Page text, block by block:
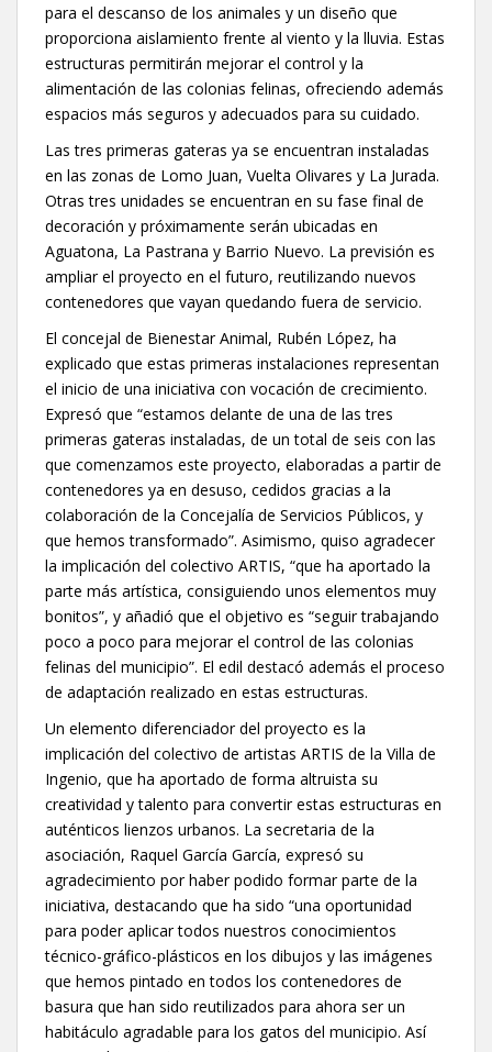
para el descanso de los animales y un diseño que
proporciona aislamiento frente al viento y la lluvia. Estas
estructuras permitirán mejorar el control y la
alimentación de las colonias felinas, ofreciendo además
espacios más seguros y adecuados para su cuidado.
Las tres primeras gateras ya se encuentran instaladas
en las zonas de Lomo Juan, Vuelta Olivares y La Jurada.
Otras tres unidades se encuentran en su fase final de
decoración y próximamente serán ubicadas en
Aguatona, La Pastrana y Barrio Nuevo. La previsión es
ampliar el proyecto en el futuro, reutilizando nuevos
contenedores que vayan quedando fuera de servicio.
El concejal de Bienestar Animal, Rubén López, ha
explicado que estas primeras instalaciones representan
el inicio de una iniciativa con vocación de crecimiento.
Expresó que “estamos delante de una de las tres
primeras gateras instaladas, de un total de seis con las
que comenzamos este proyecto, elaboradas a partir de
contenedores ya en desuso, cedidos gracias a la
colaboración de la Concejalía de Servicios Públicos, y
que hemos transformado”. Asimismo, quiso agradecer
la implicación del colectivo ARTIS, “que ha aportado la
parte más artística, consiguiendo unos elementos muy
bonitos”, y añadió que el objetivo es “seguir trabajando
poco a poco para mejorar el control de las colonias
felinas del municipio”. El edil destacó además el proceso
de adaptación realizado en estas estructuras.
Un elemento diferenciador del proyecto es la
implicación del colectivo de artistas ARTIS de la Villa de
Ingenio, que ha aportado de forma altruista su
creatividad y talento para convertir estas estructuras en
auténticos lienzos urbanos. La secretaria de la
asociación, Raquel García García, expresó su
agradecimiento por haber podido formar parte de la
iniciativa, destacando que ha sido “una oportunidad
para poder aplicar todos nuestros conocimientos
técnico-gráfico-plásticos en los dibujos y las imágenes
que hemos pintado en todos los contenedores de
basura que han sido reutilizados para ahora ser un
habitáculo agradable para los gatos del municipio. Así